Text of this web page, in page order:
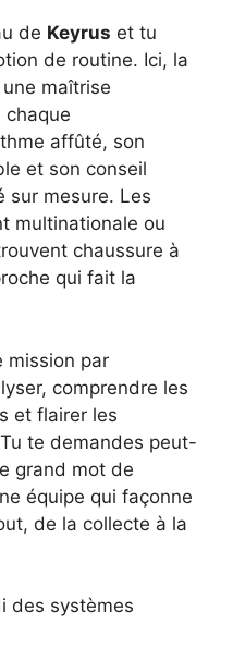
de Keyrus et tu
de routine. Ici, la
maîtrise
chaque
affûté, son
et son conseil
sur mesure. Les
multinationale ou
chaussure à
qui fait la
mission par
comprendre les
et flairer les
te demandes peut-
grand mot de
équipe qui façonne
de la collecte à la
des systèmes